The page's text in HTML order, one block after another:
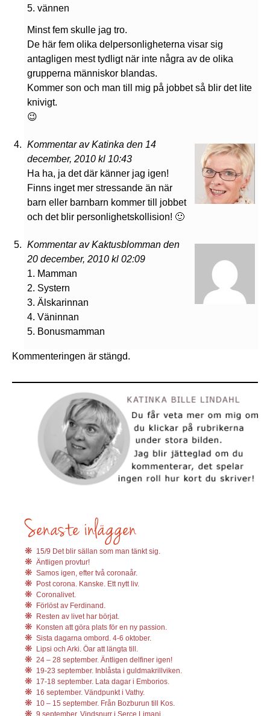
5. vännen
Minst fem skulle jag tro.
De här fem olika delpersonligheterna visar sig
antagligen mest tydligt när inte några av de olika
grupperna människor blandas.
Kommer son och man till mig på jobbet så blir det lite
knivigt.
😉
Kommentar av Katinka den 14
december, 2010 kl 10:43
Ha ha, ja det där känner jag igen!
Finns inget mer stressande än när
barn eller barnbarn kommer till jobbet
och det blir personlighetskollision! 🙂
Kommentar av Kaktusblomman den
20 december, 2010 kl 02:09
1. Mamman
2. Systern
3. Älskarinnan
4. Väninnan
5. Bonusmamman
Kommenteringen är stängd.
15/9 Det blir sällan som man tänkt sig.
Äntligen provtur!
Samos igen, efter två coronaår.
Post corona. Kanske. Ett nytt liv.
Coronalivet.
Förlöst av Ferdinand.
Resten av livet har börjat.
Konsten att göra plats för en ny passion.
Sista dagarna ombord. 4-6 oktober.
Lipsi och Arki. Öar att längta till.
24 – 28 september. Äntligen delfiner igen!
19-23 september. Inblåsta i guldmakrillviken.
17-18 september. Lata dagar i Emborios.
16 september. Vändpunkt i Vathy.
10 – 15 september. Från Bozburun till Kos.
9 september. Vindsnurr i Serce Limani.